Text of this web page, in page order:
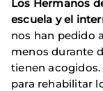
Los Hermanos
escuela y el
nos han pedido
menos durante
tienen
para rehabilitar